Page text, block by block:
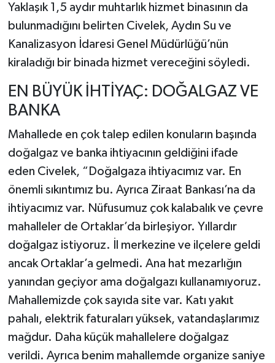
Yaklaşık 1,5 aydır muhtarlık hizmet binasının da
bulunmadığını belirten Civelek, Aydın Su ve
Kanalizasyon İdaresi Genel Müdürlüğü’nün
kiraladığı bir binada hizmet vereceğini söyledi.
EN BÜYÜK İHTİYAÇ: DOĞALGAZ VE
BANKA
Mahallede en çok talep edilen konuların başında
doğalgaz ve banka ihtiyacının geldiğini ifade
eden Civelek, “Doğalgaza ihtiyacımız var. En
önemli sıkıntımız bu. Ayrıca Ziraat Bankası’na da
ihtiyacımız var. Nüfusumuz çok kalabalık ve çevre
mahalleler de Ortaklar’da birleşiyor. Yıllardır
doğalgaz istiyoruz. İl merkezine ve ilçelere geldi
ancak Ortaklar’a gelmedi. Ana hat mezarlığın
yanından geçiyor ama doğalgazı kullanamıyoruz.
Mahallemizde çok sayıda site var. Katı yakıt
pahalı, elektrik faturaları yüksek, vatandaşlarımız
mağdur. Daha küçük mahallelere doğalgaz
verildi. Ayrıca benim mahallemde organize saniye